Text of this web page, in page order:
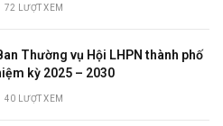
72 LƯỢT XEM
Thường vụ Hội LHPN thành phố
kỳ 2025 – 2030
40 LƯỢT XEM